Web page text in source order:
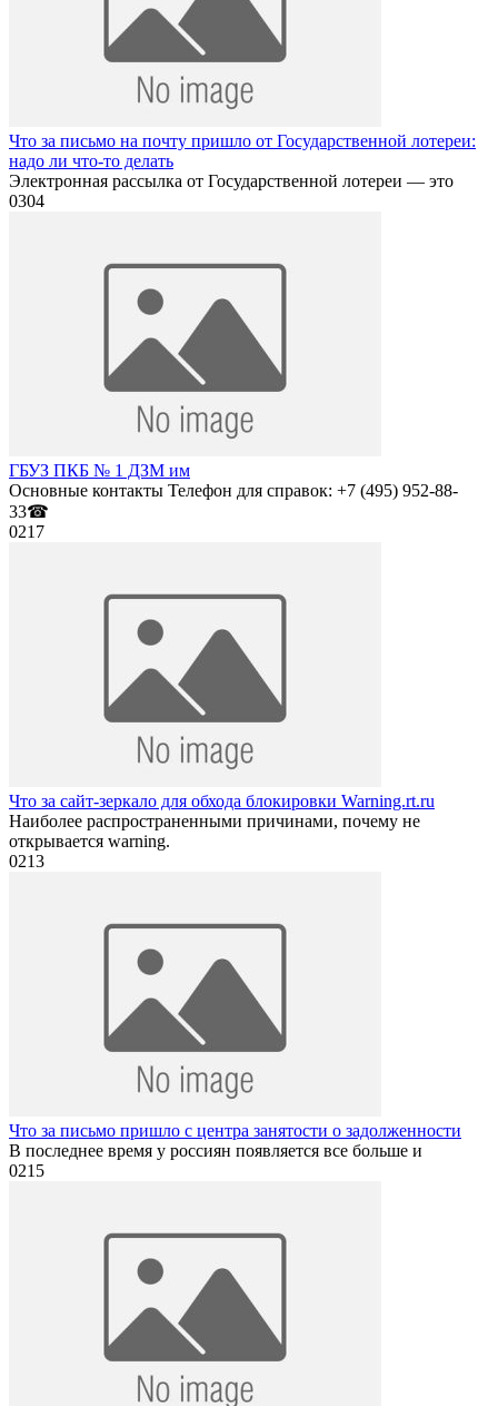
Что за письмо на почту пришло от Государственной лотереи:
надо ли что-то делать
Электронная рассылка от Государственной лотереи — это
0304
ГБУЗ ПКБ № 1 ДЗМ им
Основные контакты Телефон для справок: +7 (495) 952-88-
33☎
0217
Что за сайт-зеркало для обхода блокировки Warning.rt.ru
Наиболее распространенными причинами, почему не
открывается warning.
0213
Что за письмо пришло с центра занятости о задолженности
В последнее время у россиян появляется все больше и
0215